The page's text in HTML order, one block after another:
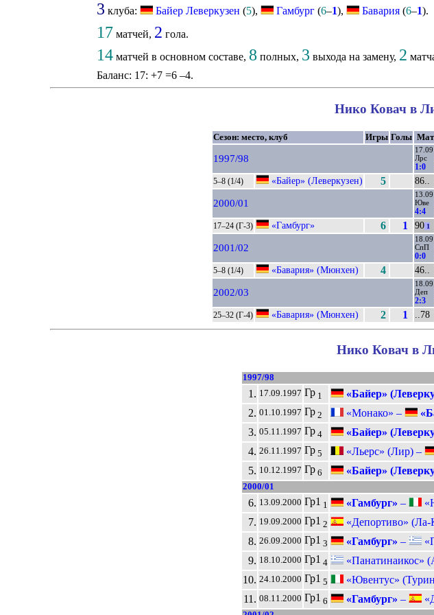
3 клуба: Байер Леверкузен (5), Гамбург(6–1), Бавария(6–1).
17 матчей, 2 гола.
14матчей в основном составе, 8 полных, 3 выхода на замену, 2
Баланс: 17: +7 =6 –4.
Нико Ковач в
Сезон: место, клуб Игры Голы
1997/98
17.09
Лрс
1:0
5–8 (1/4) «Байер» (Леверкузен) 5 86..
2000/01
13.09
Юве
4:4
17–24 (Г-3) «Гамбург» 6 1 901
2001/02
18.09
СпП
0:0
5–8 (1/4) «Бавария» (Мюнхен) 4 46..
2002/03
18.09
Деп
2:3
25–32 (Г-4) «Бавария» (Мюнхен) 2 1 ..78
Нико Ковач в
1997/98
1. 17.09.1997 Гр1 «Байер»
2. 01.10.1997 Гр2 «Монако» –
3. 05.11.1997 Гр4 «Байер»
4. 26.11.1997 Гр5 «Льерс» (Лир) –
5. 10.12.1997 Гр6 «Байер»
2000/01
6. 13.09.2000 Гр1 1 «Гамбург» –
7. 19.09.2000 Гр1 2 «Депортиво» (Ла-
8. 26.09.2000 Гр1 3 «Гамбург» –
9. 18.10.2000 Гр1 4 «Панатинаикос»
10. 24.10.2000 Гр1 5 «Ювентус»
11. 08.11.2000 Гр1 6 «Гамбург» –